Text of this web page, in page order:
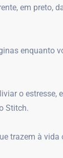
em preto,
enquanto
o
Stitch.
trazem à